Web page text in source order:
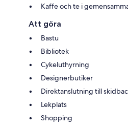
Kaffe och te i
Att göra
Bastu
Bibliotek
Cykeluthyrning
Designerbutiker
Direktanslutning till
Lekplats
Shopping